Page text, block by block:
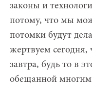
законы и
потому, что мы
потомки будут
жертвуем сегодня,
завтра, будь то в
обещанной